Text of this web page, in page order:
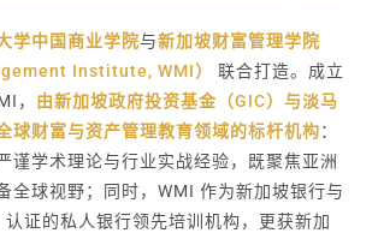
学中国商业学院与新加坡财富管理学院
Institute, WMI）
联合打造。成立
， 由新加坡政府投资基金（GIC）与淡马
球财富与资产管理教育领域的标杆机构：
谨学术理论与行业实战经验，既聚焦亚洲
全球视野；同时，WMI 作为新加坡银行与
证的私人银行领先培训机构，更获新加